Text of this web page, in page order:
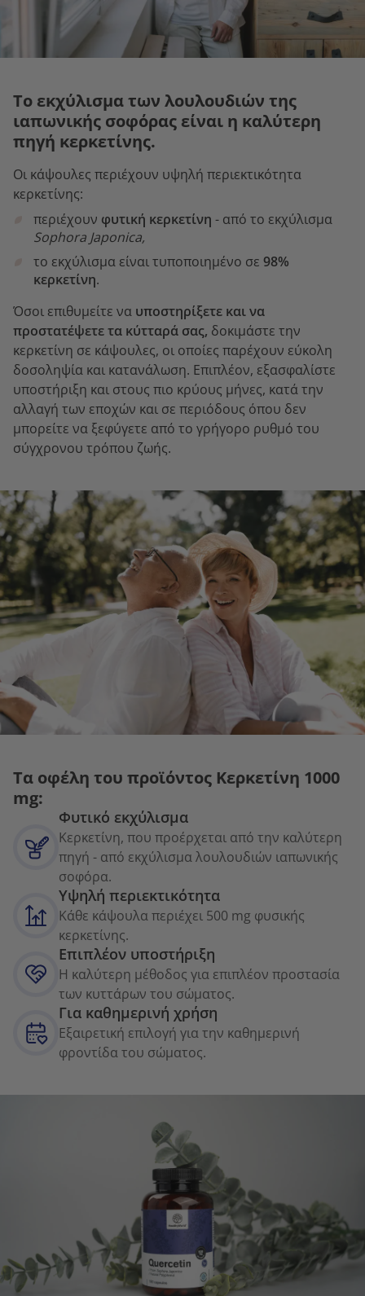
Το εκχύλισμα των λουλουδιών της
ιαπωνικής σοφόρας είναι η καλύτερη
πηγή κερκετίνης.
Οι κάψουλες περιέχουν υψηλή περιεκτικότητα
κερκετίνης:
περιέχουν φυτική κερκετίνη - από το εκχύλισμα
Sophora Japonica,
το εκχύλισμα είναι τυποποιημένο σε 98%
κερκετίνη.
Όσοι επιθυμείτε να υποστηρίξετε και να
προστατέψετε τα κύτταρά σας, δοκιμάστε την
κερκετίνη σε κάψουλες, οι οποίες παρέχουν εύκολη
δοσοληψία και κατανάλωση. Επιπλέον, εξασφαλίστε
υποστήριξη και στους πιο κρύους μήνες, κατά την
αλλαγή των εποχών και σε περιόδους όπου δεν
μπορείτε να ξεφύγετε από το γρήγορο ρυθμό του
σύγχρονου τρόπου ζωής.
Τα οφέλη του προϊόντος Κερκετίνη 1000
mg:
Φυτικό εκχύλισμα
Κερκετίνη, που προέρχεται από την καλύτερη
πηγή - από εκχύλισμα λουλουδιών ιαπωνικής
σοφόρα.
Υψηλή περιεκτικότητα
Κάθε κάψουλα περιέχει 500 mg φυσικής
κερκετίνης.
Επιπλέον υποστήριξη
Η καλύτερη μέθοδος για επιπλέον προστασία
των κυττάρων του σώματος.
Για καθημερινή χρήση
Εξαιρετική επιλογή για την καθημερινή
φροντίδα του σώματος.